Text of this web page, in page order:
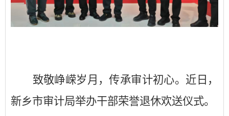
致敬峥嵘岁月 ，传承审计初心。 近日，
新乡市审计局举办干部荣誉退休欢送仪式。